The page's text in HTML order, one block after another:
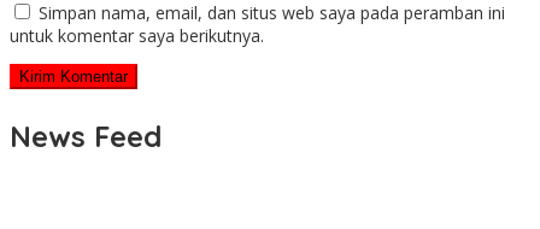
Simpan nama, email, dan situs web saya pada peramban ini
untuk komentar saya berikutnya.
News Feed